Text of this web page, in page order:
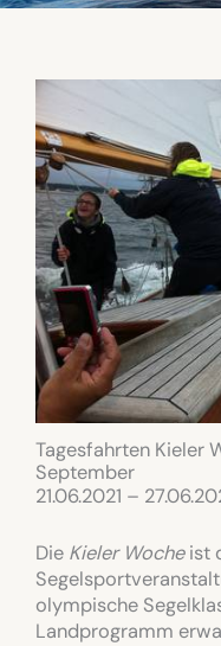
Tagesfahrten Kieler
September
21.06.2021 –
Die Kieler Wocheist
olympische
Landprogramm